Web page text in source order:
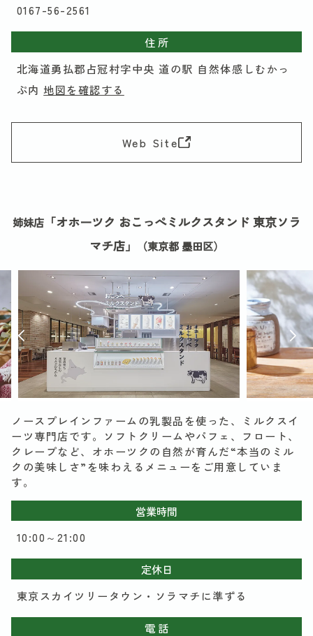
0167-56-2561
住 所
北海道勇払郡占冠村字中央 道の駅 自然体感しむかっ
ぷ内地図を確認する
Web Site
姉妹店 「オホーツク おこっぺミルクスタンド 東京ソラ
マチ店」
（東京都 墨田区）
ノースプレインファームの乳製品を使った、ミルクスイ
ーツ専門店です。ソフトクリームやパフェ、フロート、
クレープなど、オホーツクの自然が育んだ“本当のミル
クの美味しさ”を味わえるメニューをご用意していま
す。
営業時間
10:00～21:00
定休日
東京スカイツリータウン・ソラマチに準ずる
電 話